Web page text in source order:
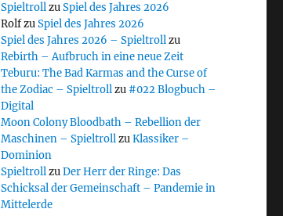
SpieltrollzuSpiel des Jahres 2026
RolfzuSpiel des Jahres 2026
Spiel des Jahres 2026 – Spieltrollzu
Rebirth – Aufbruch in eine neue Zeit
Teburu: The Bad Karmas and the Curse of
the Zodiac – Spieltrollzu #022 Blogbuch –
Digital
Moon Colony Bloodbath – Rebellion der
Maschinen – SpieltrollzuKlassiker –
Dominion
SpieltrollzuDer Herr der Ringe: Das
Schicksal der Gemeinschaft – Pandemie in
Mittelerde